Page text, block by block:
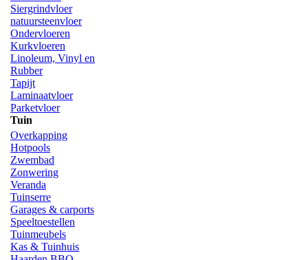
Siergrindvloer
natuursteenvloer
Ondervloeren
Kurkvloeren
Linoleum, Vinyl en
Rubber
Tapijt
Laminaatvloer
Parketvloer
Tuin
Overkapping
Hotpools
Zwembad
Zonwering
Veranda
Tuinserre
Garages & carports
Speeltoestellen
Tuinmeubels
Kas & Tuinhuis